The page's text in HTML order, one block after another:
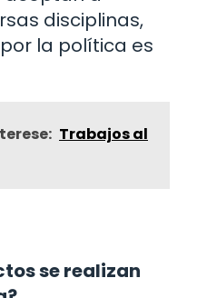
disciplinas,
la política es
Trabajos al
se realizan